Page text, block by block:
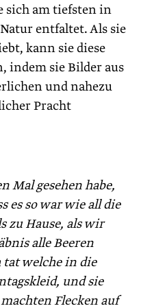
sich am tiefsten in
entfaltet. Als sie
kann sie diese
indem sie Bilder aus
und nahezu
Pracht
Mal gesehen habe,
es so war wie all die
zu Hause, als wir
alle Beeren
welche in die
und sie
Flecken auf